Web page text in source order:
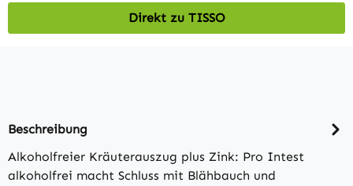
Direkt zu TISSO
Beschreibung
Alkoholfreier Kräuterauszug plus Zink: Pro Intest
alkoholfrei macht Schluss mit Blähbauch und